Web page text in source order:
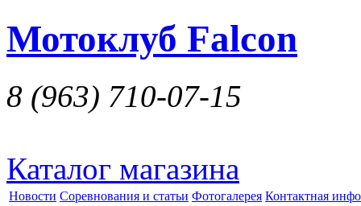
Мотоклуб Falcon
8 (963) 710-07-15
Каталог магазина
Новости Соревнования и статьи Фотогалерея Контактная